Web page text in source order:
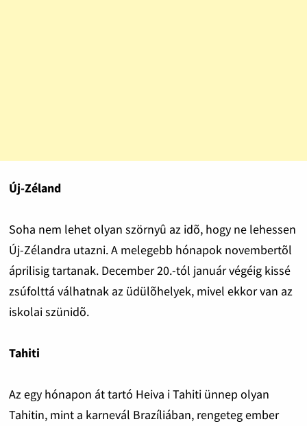
Új-Zéland
Soha nem lehet olyan szörnyû az idõ, hogy ne lehessen
Új-Zélandra utazni. A melegebb hónapok novembertõl
áprilisig tartanak. December 20.-tól január végéig kissé
zsúfolttá válhatnak az üdülõhelyek, mivel ekkor van az
iskolai szünidõ.
Tahiti
Az egy hónapon át tartó Heiva i Tahiti ünnep olyan
Tahitin, mint a karnevál Brazíliában, rengeteg ember